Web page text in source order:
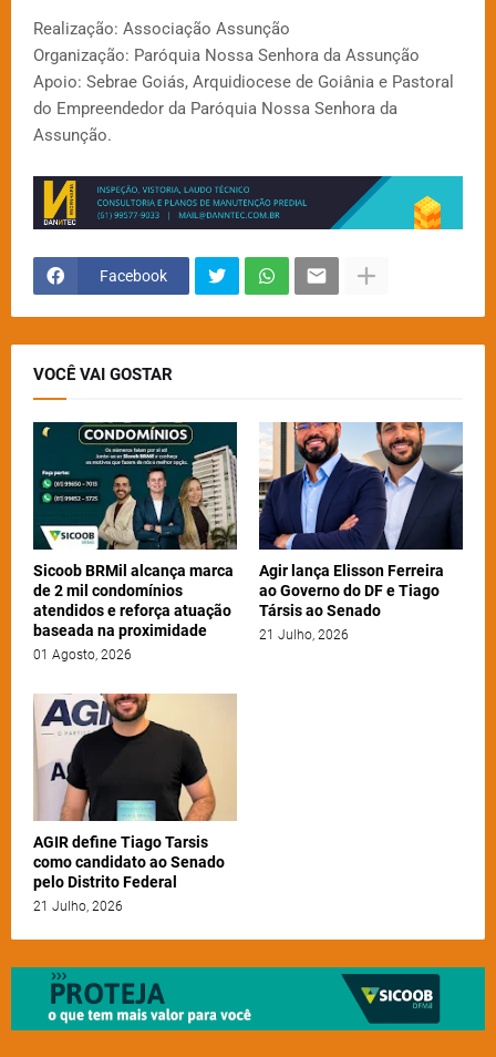
Realização: Associação Assunção
Organização: Paróquia Nossa Senhora da Assunção
Apoio: Sebrae Goiás, Arquidiocese de Goiânia e Pastoral
do Empreendedor da Paróquia Nossa Senhora da
Assunção.
Facebook
VOCÊ VAI GOSTAR
Sicoob BRMil alcança marca
de 2 mil condomínios
atendidos e reforça atuação
baseada na proximidade
01 Agosto, 2026
Agir lança Elisson Ferreira
ao Governo do DF e Tiago
Társis ao Senado
21 Julho, 2026
AGIR define Tiago Tarsis
como candidato ao Senado
pelo Distrito Federal
21 Julho, 2026